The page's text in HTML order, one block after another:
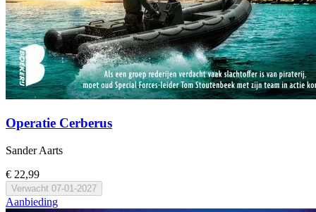
Operatie Cerberus
Sander Aarts
€ 22,99
Verwacht 07-01-2027
Aanbieding